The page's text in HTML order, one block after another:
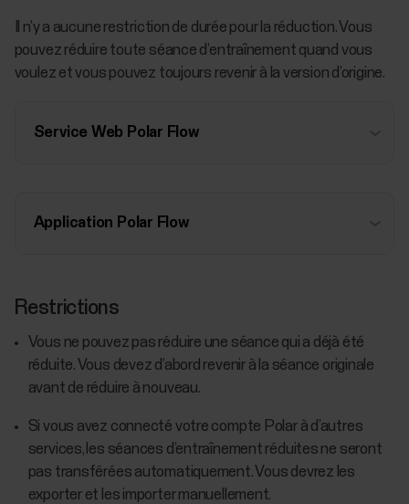
Il n’y a aucune restriction de durée pour la réduction. Vous
pouvez réduire toute séance d’entraînement quand vous
voulez et vous pouvez toujours revenir à la version d’origine.
Service Web Polar Flow
Application Polar Flow
Restrictions
Vous ne pouvez pas réduire une séance qui a déjà été
réduite. Vous devez d’abord revenir à la séance originale
avant de réduire à nouveau.
Si vous avez connecté votre compte Polar à d’autres
services, les séances d’entraînement réduites ne seront
pas transférées automatiquement. Vous devrez les
exporter et les importer manuellement.